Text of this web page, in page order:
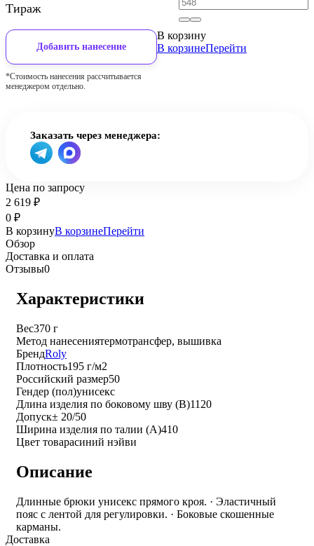
Тираж
Добавить нанесение
*Стоимость нанесения рассчитывается
менеджером отдельно.
В корзину
В корзинеПерейти
Заказать через менеджера:
Цена по запросу
2 619 ₽
0 ₽
В корзинуВ корзинеПерейти
Обзор
Доставка и оплата
Отзывы0
Характеристики
Вес370 г
Метод нанесениятермотрансфер, вышивка
БрендRoly
Плотность195 г/м2
Российский размер50
Гендер (пол)унисекс
Длина изделия по боковому шву (B)1120
Допуск± 20/50
Ширина изделия по талии (A)410
Цвет товарасиний нэйви
Описание
Длинные брюки унисекс прямого кроя. · Эластичный
пояс с лентой для регулировки. · Боковые скошенные
карманы.
Доставка